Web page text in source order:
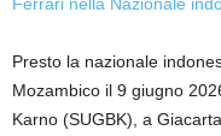
Presto la nazionale
Mozambico il 9 giugno
Karno (SUGBK), a Giacarta.